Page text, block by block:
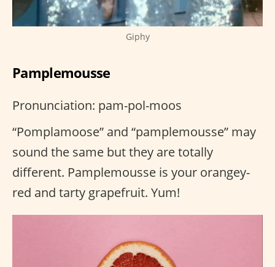
Giphy
Pamplemousse
Pronunciation: pam-pol-moos
“Pomplamoose” and “pamplemousse” may
sound the same but they are totally
different. Pamplemousse is your orangey-
red and tarty grapefruit. Yum!